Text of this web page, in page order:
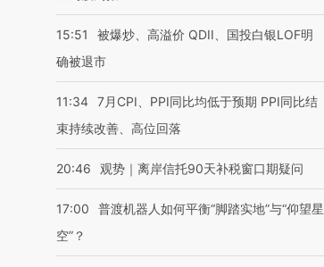
15:51
被爆炒、高溢价 QDII、国投白银LOF明
确被退市
11:34 7月CPI、PPI同比均低于预期 PPI同比结
束持续改善、高位回落
20:46 观势｜离岸信托90天补税窗口期疑问
17:00
普渡机器人如何平衡“脚踏实地”与“仰望星
空”？